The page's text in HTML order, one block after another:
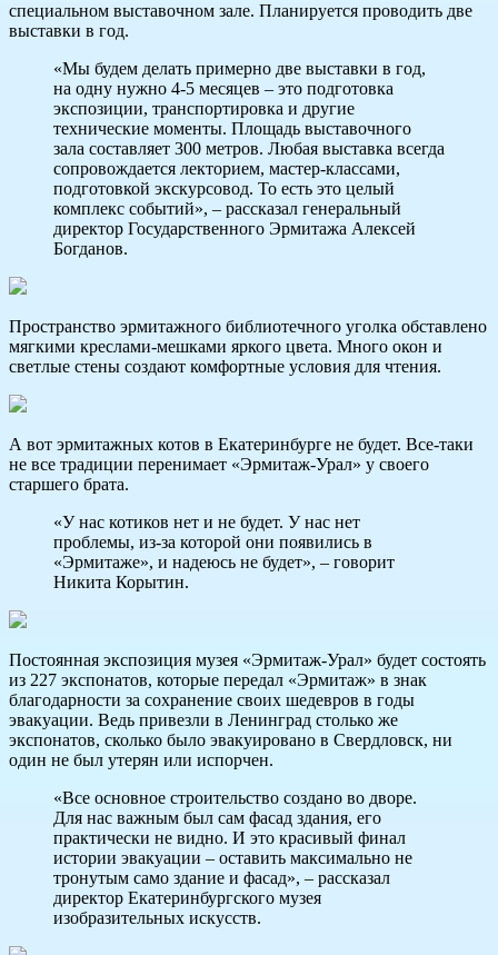
специальном выставочном зале. Планируется проводить две
выставки в год.
«Мы будем делать примерно две выставки в год,
на одну нужно 4-5 месяцев – это подготовка
экспозиции, транспортировка и другие
технические моменты. Площадь выставочного
зала составляет 300 метров. Любая выставка всегда
сопровождается лекторием, мастер-классами,
подготовкой экскурсовод. То есть это целый
комплекс событий», – рассказал генеральный
директор Государственного Эрмитажа Алексей
Богданов.
Пространство эрмитажного библиотечного уголка обставлено
мягкими креслами-мешками яркого цвета. Много окон и
светлые стены создают комфортные условия для чтения.
А вот эрмитажных котов в Екатеринбурге не будет. Все-таки
не все традиции перенимает «Эрмитаж-Урал» у своего
старшего брата.
«У нас котиков нет и не будет. У нас нет
проблемы, из-за которой они появились в
«Эрмитаже», и надеюсь не будет», – говорит
Никита Корытин.
Постоянная экспозиция музея «Эрмитаж-Урал» будет состоять
из 227 экспонатов, которые передал «Эрмитаж» в знак
благодарности за сохранение своих шедевров в годы
эвакуации. Ведь привезли в Ленинград столько же
экспонатов, сколько было эвакуировано в Свердловск, ни
один не был утерян или испорчен.
«Все основное строительство создано во дворе.
Для нас важным был сам фасад здания, его
практически не видно. И это красивый финал
истории эвакуации – оставить максимально не
тронутым само здание и фасад», – рассказал
директор Екатеринбургского музея
изобразительных искусств.